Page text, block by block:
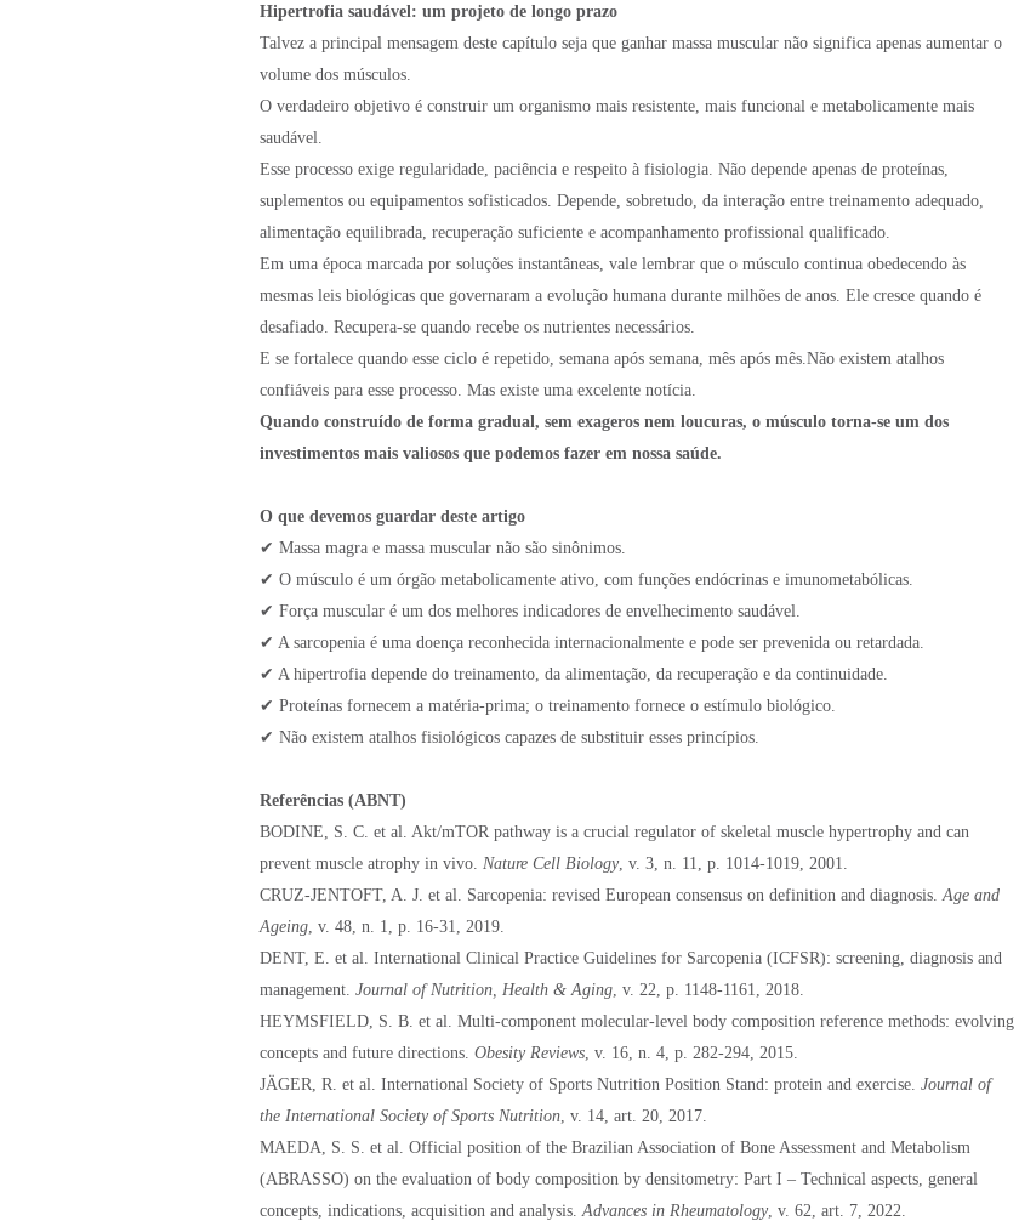
Hipertrofia saudável: um projeto de longo prazo
Talvez a principal mensagem deste capítulo seja que ganhar massa muscular não significa apenas aumentar o
volume dos músculos.
O verdadeiro objetivo é construir um organismo mais resistente, mais funcional e metabolicamente mais
saudável.
Esse processo exige regularidade, paciência e respeito à fisiologia. Não depende apenas de proteínas,
suplementos ou equipamentos sofisticados. Depende, sobretudo, da interação entre treinamento adequado,
alimentação equilibrada, recuperação suficiente e acompanhamento profissional qualificado.
Em uma época marcada por soluções instantâneas, vale lembrar que o músculo continua obedecendo às
mesmas leis biológicas que governaram a evolução humana durante milhões de anos. Ele cresce quando é
desafiado. Recupera-se quando recebe os nutrientes necessários.
E se fortalece quando esse ciclo é repetido, semana após semana, mês após mês.Não existem atalhos
confiáveis para esse processo. Mas existe uma excelente notícia.
Quando construído de forma gradual, sem exageros nem loucuras, o músculo torna-se um dos
investimentos mais valiosos que podemos fazer em nossa saúde.
O que devemos guardar deste artigo
✔ Massa magra e massa muscular não são sinônimos.
✔ O músculo é um órgão metabolicamente ativo, com funções endócrinas e imunometabólicas.
✔ Força muscular é um dos melhores indicadores de envelhecimento saudável.
✔ A sarcopenia é uma doença reconhecida internacionalmente e pode ser prevenida ou retardada.
✔ A hipertrofia depende do treinamento, da alimentação, da recuperação e da continuidade.
✔ Proteínas fornecem a matéria-prima; o treinamento fornece o estímulo biológico.
✔ Não existem atalhos fisiológicos capazes de substituir esses princípios.
Referências (ABNT)
BODINE, S. C. et al. Akt/mTOR pathway is a crucial regulator of skeletal muscle hypertrophy and can
prevent muscle atrophy in vivo. Nature Cell Biology, v. 3, n. 11, p. 1014-1019, 2001.
CRUZ-JENTOFT, A. J. et al. Sarcopenia: revised European consensus on definition and diagnosis. Age and
Ageing , v. 48, n. 1, p. 16-31, 2019.
DENT, E. et al. International Clinical Practice Guidelines for Sarcopenia (ICFSR): screening, diagnosis and
management. Journal of Nutrition, Health & Aging , v. 22, p. 1148-1161, 2018.
HEYMSFIELD, S. B. et al. Multi-component molecular-level body composition reference methods: evolving
concepts and future directions. Obesity Reviews , v. 16, n. 4, p. 282-294, 2015.
JÄGER, R. et al. International Society of Sports Nutrition Position Stand: protein and exercise. Journal of
the International Society of Sports Nutrition , v. 14, art. 20, 2017.
MAEDA, S. S. et al. Official position of the Brazilian Association of Bone Assessment and Metabolism
(ABRASSO) on the evaluation of body composition by densitometry: Part I – Technical aspects, general
concepts, indications, acquisition and analysis. Advances in Rheumatology, v. 62, art. 7, 2022.